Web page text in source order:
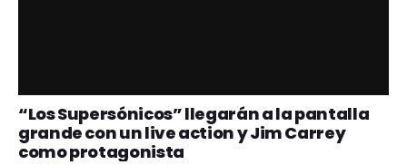
“Los Supersónicos” llegarán a la pantalla
grande con un live action y Jim Carrey
como protagonista